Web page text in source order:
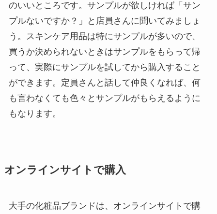
のいいところです。サンプルが欲しければ「サン
プルないですか？」と店員さんに聞いてみましょ
う。スキンケア用品は特にサンプルが多いので、
買うか決められないときはサンプルをもらって帰
って、実際にサンプルを試してから購入すること
ができます。定員さんと話して仲良くなれば、何
も言わなくても色々とサンプルがもらえるように
もなります。
オンラインサイトで購入
大手の化粧品ブランドは、オンラインサイトで購